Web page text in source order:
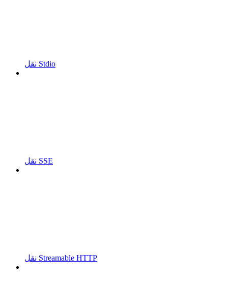
نقل Stdio
نقل SSE
نقل Streamable HTTP